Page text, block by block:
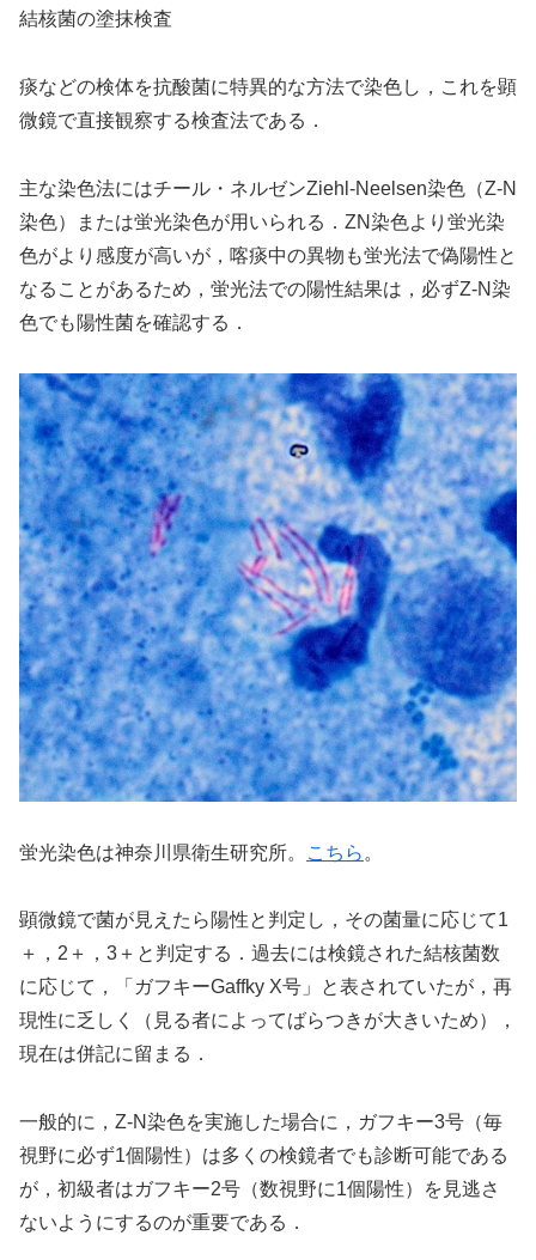
結核菌の塗抹検査
痰などの検体を抗酸菌に特異的な方法で染色し，これを顕
微鏡で直接観察する検査法である．
主な染色法にはチール・ネルゼンZiehl-Neelsen染色（Z-N
染色）または蛍光染色が用いられる．ZN染色より蛍光染
色がより感度が高いが，喀痰中の異物も蛍光法で偽陽性と
なることがあるため，蛍光法での陽性結果は，必ずZ-N染
色でも陽性菌を確認する．
蛍光染色は神奈川県衛生研究所。 こちら 。
顕微鏡で菌が見えたら陽性と判定し，その菌量に応じて1
＋，2＋，3＋と判定する．過去には検鏡された結核菌数
に応じて，「ガフキーGaffky X号」と表されていたが，再
現性に乏しく（見る者によってばらつきが大きいため），
現在は併記に留まる．
一般的に，Z-N染色を実施した場合に，ガフキー3号（毎
視野に必ず1個陽性）は多くの検鏡者でも診断可能である
が，初級者はガフキー2号（数視野に1個陽性）を見逃さ
ないようにするのが重要である．